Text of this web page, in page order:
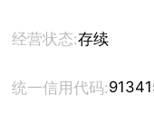
经营状态:存续
统一信用代码: